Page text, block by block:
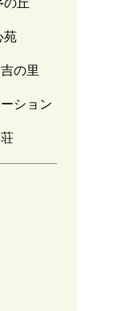
の丘
苑
の里
ション